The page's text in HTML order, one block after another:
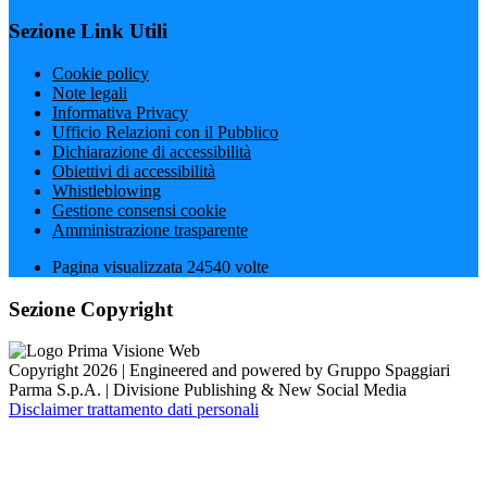
Sezione Link Utili
Cookie policy
Note legali
Informativa Privacy
Ufficio Relazioni con il Pubblico
Dichiarazione di accessibilità
Obiettivi di accessibilità
Whistleblowing
Gestione consensi cookie
Amministrazione trasparente
Pagina visualizzata 24540 volte
Sezione Copyright
Copyright 2026 | Engineered and powered by Gruppo Spaggiari
Parma S.p.A. | Divisione Publishing & New Social Media
Disclaimer trattamento dati personali